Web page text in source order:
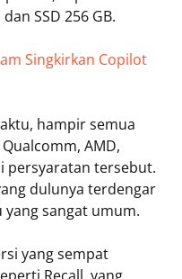
SSD 256 GB.
Singkirkan Copilot
hampir semua
AMD,
persyaratan tersebut.
dulunya terdengar
yang sangat umum.
yang sempat